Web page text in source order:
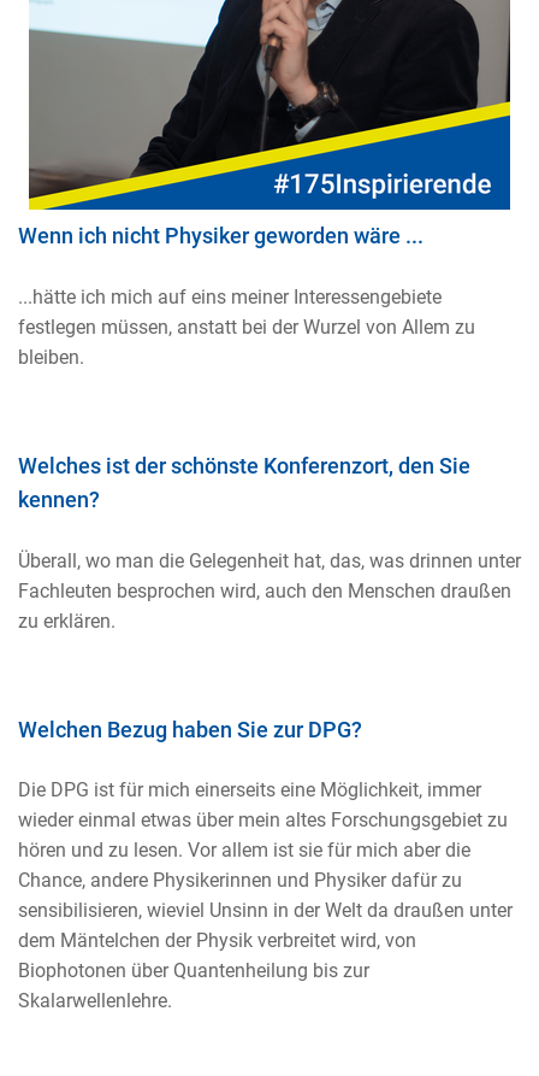
Wenn ich nicht Physiker geworden wäre ...
...hätte ich mich auf eins meiner Interessengebiete
festlegen müssen, anstatt bei der Wurzel von Allem zu
bleiben.
Welches ist der schönste Konferenzort, den Sie
kennen?
Überall, wo man die Gelegenheit hat, das, was drinnen unter
Fachleuten besprochen wird, auch den Menschen draußen
zu erklären.
Welchen Bezug haben Sie zur DPG?
Die DPG ist für mich einerseits eine Möglichkeit, immer
wieder einmal etwas über mein altes Forschungsgebiet zu
hören und zu lesen. Vor allem ist sie für mich aber die
Chance, andere Physikerinnen und Physiker dafür zu
sensibilisieren, wieviel Unsinn in der Welt da draußen unter
dem Mäntelchen der Physik verbreitet wird, von
Biophotonen über Quantenheilung bis zur
Skalarwellenlehre.